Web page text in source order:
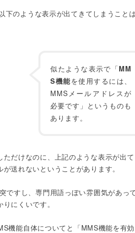
下のような表示が出てきてしまうこと
似たような表示で「MM
S機能を使用するには、
MMSメールアドレスが
必要です」というものも
あります。
ただけなのに、上記のような表示が出
送れないということがあります。
ですし、専門用語っぽい雰囲気があっ
にくいです。
機能自体についてと「MMS機能を有